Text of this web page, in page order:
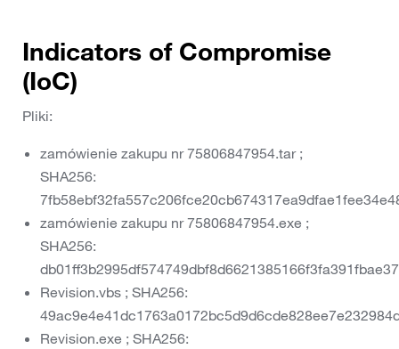
Indicators of Compromise
(IoC)
Pliki:
zamówienie zakupu nr 75806847954.tar ;
SHA256:
zamówienie zakupu nr 75806847954.exe ;
SHA256:
Revision.vbs ; SHA256:
Revision.exe ; SHA256: